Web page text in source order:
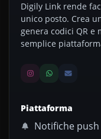
Digily Link rende
unico posto. Crea
genera codici QR
semplice
Piattaforma
Notifiche push